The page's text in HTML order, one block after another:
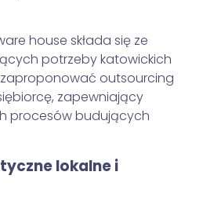
house składa się ze
potrzeby katowickich
zaproponować outsourcing
zapewniający
procesów budujących
lokalne i